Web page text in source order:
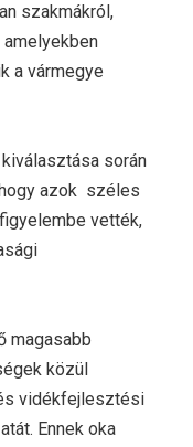
szakmákról,
a vármegye
során
azok széles
vették,
magasabb
közül
vidékfejlesztési
Ennek oka